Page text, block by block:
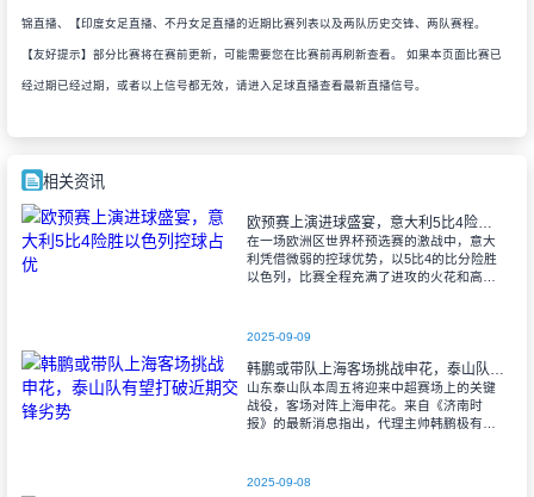
锦直播、【印度女足直播、不丹女足直播的近期比赛列表以及两队历史交锋、两队赛程。
【友好提示】部分比赛将在赛前更新，可能需要您在比赛前再刷新查看。 如果本页面比赛已
经过期已经过期，或者以上信号都无效，请进入足球直播查看最新直播信号。
相关资讯
欧预赛上演进球盛宴，意大利5比4险胜以色列控球占优
在一场欧洲区世界杯预选赛的激战中，意大
利凭借微弱的控球优势，以5比4的比分险胜
以色列，比赛全程充满了进攻的火花和高效
2025-09-09
山东泰山队本周五将迎来中超赛场上的关键
战役，客场对阵上海申花。来自《济南时
报》的最新消息指出，代理主帅韩鹏极有可
验。
2025-09-08